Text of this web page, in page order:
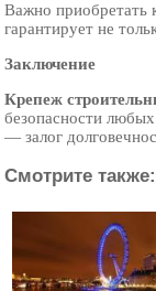
Важно приобретать
гарантирует не
Заключение
Крепеж
безопасности
— залог
Смотрите также: